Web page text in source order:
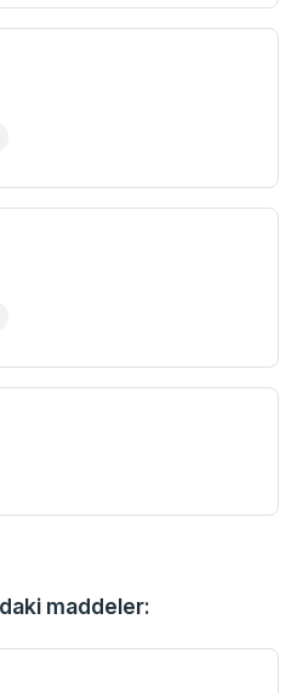
maddeler: